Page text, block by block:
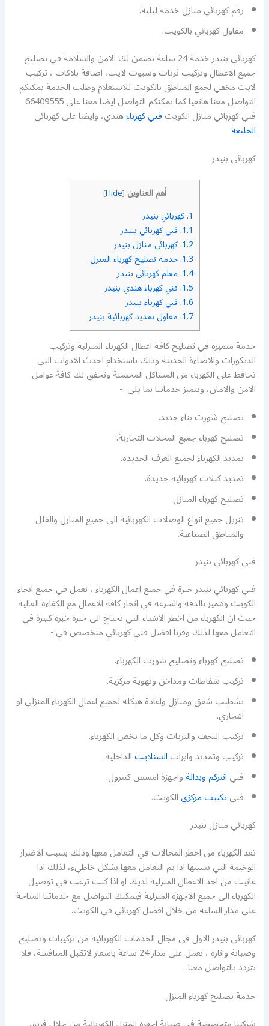
رقم كهربائي منازل خدمة ليلية.
مقاول كهربائي بالكويت.
كهربائي بنيدر خدمة 24 ساعة تضمن لك الامن والسلامة في تصليح
جميع الاعطال وتركيب ثريات وسبوت لايت، اضافة بلاكات ، تركيب
لايت مخفي لجمع المناطق بالكويت للاستعلام وطلب الخدمة يمكنكم
التواصل معنا هاتفيا كما يمكنكم التواصل ايضا معنا على 66409555
فني كهربائي منازل الكويتفني كهرباءهندي، وايضا على كهربائي
الجليعة
كهربائي بنيدر
أهم العناوين [
Hide
]
1. كهربائي بنيدر
1.1. فني كهربائي بنيدر
1.2. كهربائي منازل بنيدر
1.3. خدمة تصليح كهرباء المنزل
1.4. معلم كهربائي بنيدر
1.5. فني كهرباء هندي بنيدر
1.6. فني كهرباء بنيدر
1.7. مقاول تمديد كهربائية بنيدر
خدمة متميزة في تصليح كافة اعطال الكهرباء المنزلية وتركيب
الديكورات والاضاءة الحديثة وذلك باستخدام احدث الادوات التي
تحافظ على الكهرباء من المشاكل المحتملة وتحقق لك كافة عوامل
الامن والامان، وتتميز خدماتنا بما يلي :-
تصليح شورت بناء جديد.
تصليح كهرباء جميع المحلات التجارية.
تمديد الكهرباء لجميع الغرف الجديدة.
تمديد كبلات كهربائية جديدة.
تصليح كهرباء المنازل.
تنزيل جميع انواع الوصلات الكهربائية الى جميع المنازل والفلل
والمناطق الصناعية.
فني كهربائي بنيدر
فني كهربائي بنيدر خبرة في جميع اعمال الكهرباء ، نعمل في جميع انحاء
الكويت ونتميز بالدقة والسرعة في انجاز كافة الاعمال مع الكفاءة العالية
حيث ان الكهرباء من اخطر الاشياء التي تحتاج الى خبرة خبرة كبيرة في
التعامل معها لذلك وفرنا افضل فني كهربائي متخصص في:-
تصليح كهرباء وتصليح شورت الكهرباء.
تركيب شفاطات ومداخن وتهوية مركزية.
تشطيب شقق ومنازل واعادة هيكلة لجميع اعمال الكهرباء المنزلي او
التجاري.
تركيب النجف والثريات وكل ما يخص الكهرباء.
تركيب وتمديد وايراتالستلايتالداخلية.
فنيانتركم وبدالةواجهزة امسس كنترول.
فنيتكييف مركزيالكويت.
كهربائي منازل بنيدر
تعد الكهرباء من اخطر المجالات في التعامل معها وذلك بسبب الاضرار
الوخيمة التي تسببها اذا تم التعامل معها بشكل خاطيء، لذلك اذا
عانيت من احد الاعطال المنزلية لديك او اذا كنت ترغب في توصيل
الكهرباء الى جميع الاجهزة المنزلية فيمكنك التواصل مع خدماتنا المتاحة
على مدار الساعة من خلال افضل كهربائي في الكويت.
كهربائي بنيدر الاول في مجال الخدمات الكهربائية من تركيبات وتصليح
وصيانة وانارة ، نعمل على مدار 24 ساعة باسعار لاتقبل المنافسة، فلا
تتردد بالتواصل معنا.
خدمة تصليح كهرباء المنزل